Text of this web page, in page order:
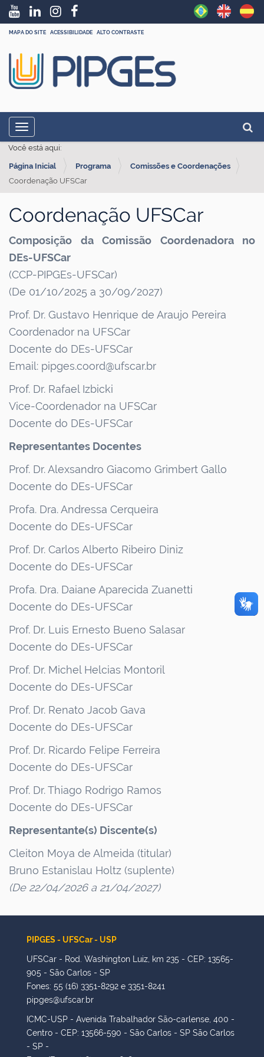
MAPA DO SITE ACESSIBILIDADE ALTO CONTRASTE
Busca
Toggle navigation
Você está aqui:
Página Inicial Programa
Comissões e Coordenações
Coordenação UFSCar
Coordenação UFSCar
Composição da Comissão Coordenadora no
DEs-UFSCar
(CCP-PIPGEs-UFSCar)
(De 01/10/2025 a 30/09/2027)
Prof. Dr. Gustavo Henrique de Araujo Pereira
Coordenador na UFSCar
Docente do DEs-UFSCar
Email: pipges.coord@ufscar.br
Prof. Dr. Rafael Izbicki
Vice-Coordenador na UFSCar
Docente do DEs-UFSCar
Representantes Docentes
Prof. Dr. Alexsandro Giacomo Grimbert Gallo
Docente do DEs-UFSCar
Profa. Dra. Andressa Cerqueira
Docente do DEs-UFSCar
Prof. Dr. Carlos Alberto Ribeiro Diniz
Docente do DEs-UFSCar
Profa. Dra. Daiane Aparecida Zuanetti
Docente do DEs-UFSCar
Prof. Dr. Luis Ernesto Bueno Salasar
Docente do DEs-UFSCar
Prof. Dr. Michel Helcias Montoril
Docente do DEs-UFSCar
Prof. Dr. Renato Jacob Gava
Docente do DEs-UFSCar
Prof. Dr. Ricardo Felipe Ferreira
Docente do DEs-UFSCar
Prof. Dr. Thiago Rodrigo Ramos
Docente do DEs-UFSCar
Representante(s) Discente(s)
Cleiton Moya de Almeida (titular)
Bruno Estanislau Holtz (suplente)
(De 22/04/2026 a 21/04/2027)
PIPGES - UFSCar - USP
UFSCar - Rod. Washington Luiz, km 235 - CEP: 13565-
905 - São Carlos - SP
Fones: 55 (16) 3351-8292 e 3351-8241
pipges@ufscar.br
ICMC-USP - Avenida Trabalhador São-carlense, 400 -
Centro - CEP: 13566-590 - São Carlos - SP São Carlos
- SP -